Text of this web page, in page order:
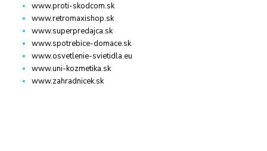
www.proti-skodcom.sk
www.retromaxishop.sk
www.superpredajca.sk
www.spotrebice-domace.sk
www.osvetlenie-svietidla.eu
www.uni-kozmetika.sk
www.zahradnicek.sk